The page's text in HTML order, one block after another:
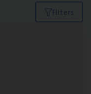
Filters